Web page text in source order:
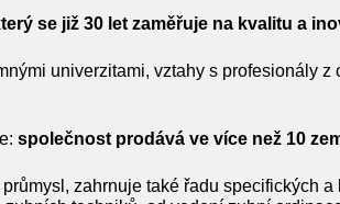
se již 30 let zaměřuje na kvalitu a
univerzitami, vztahy s profesionály
společnost prodává ve více než 10
zahrnuje také řadu